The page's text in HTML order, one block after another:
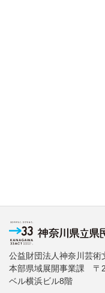
公益財団法人神奈川芸術
本部県域展開事業課 〒
ベル横浜ビル8階